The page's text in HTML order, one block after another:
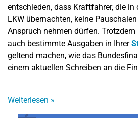
entschieden, dass Kraftfahrer, die
LKW übernachten, keine
Anspruch nehmen dürfen.
auch bestimmte Ausgaben in Ihrer
geltend machen, wie das
einem aktuellen Schreiben an die
Weiterlesen »